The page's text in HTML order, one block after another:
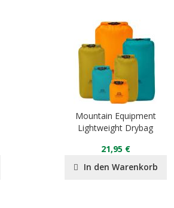
Mountain Equipment
Lightweight Drybag
21,95 €
In den Warenkorb